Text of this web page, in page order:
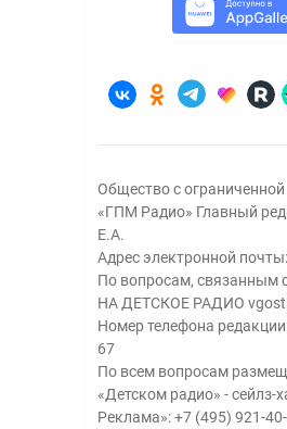
Общество с
«ГПМ Радио» Главный
Е.А.
Адрес электронной почты:
По вопросам,
НА ДЕТСКОЕ РАДИО
Номер телефона
67
По всем вопросам
«Детском радио» - сейлз-
Реклама»:+7 (495) 921-